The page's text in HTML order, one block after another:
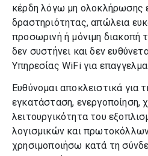
κέρδη λόγω μη ολοκλήρωσης
δραστηριότητας, απώλεια
προσωρινή ή μόνιμη διακοπή
δεν συστήνει και δεν
Υπηρεσίας WiFi για
Ευθύνομαι αποκλειστικά για
εγκατάσταση, ενεργοποίηση,
λειτουργικότητα του
λογισμικών και
χρησιμοποιήσω κατά τη